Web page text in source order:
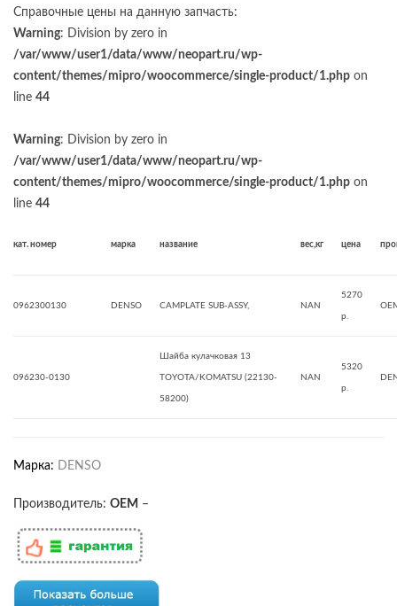
Справочные цены на данную запчасть:
Warning: Division by zero in
/var/www/user1/data/www/neopart.ru/wp-
content/themes/mipro/woocommerce/single-product/1.php on
line 44
Warning: Division by zero in
/var/www/user1/data/www/neopart.ru/wp-
content/themes/mipro/woocommerce/single-product/1.php on
line 44
кат. номер марка название вес,кг цена
0962300130 DENSO CAMPLATE SUB-ASSY, NAN
5270
р.
096230-0130
Шайба кулачковая 13
TOYOTA/KOMATSU (22130-
58200)
NAN
5320
р.
Марка: DENSO
Производитель: OEM –